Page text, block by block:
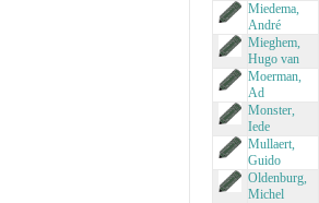
Miedema,
André
Mieghem,
Hugo van
Moerman,
Ad
Monster,
Iede
Mullaert,
Guido
Oldenburg,
Michel